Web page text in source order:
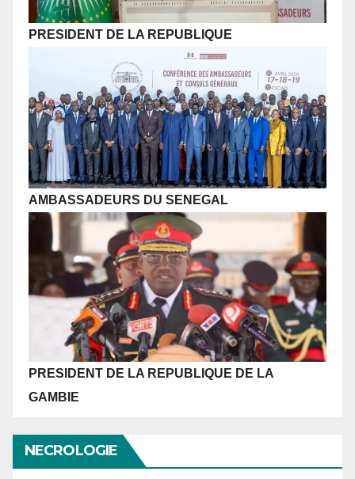
PRESIDENT DE LA REPUBLIQUE
AMBASSADEURS DU SENEGAL
PRESIDENT DE LA REPUBLIQUE DE LA
GAMBIE
NECROLOGIE